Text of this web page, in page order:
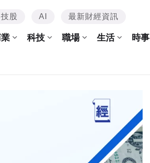
股 AI 最新財經資訊
科技 職場 生活 時事